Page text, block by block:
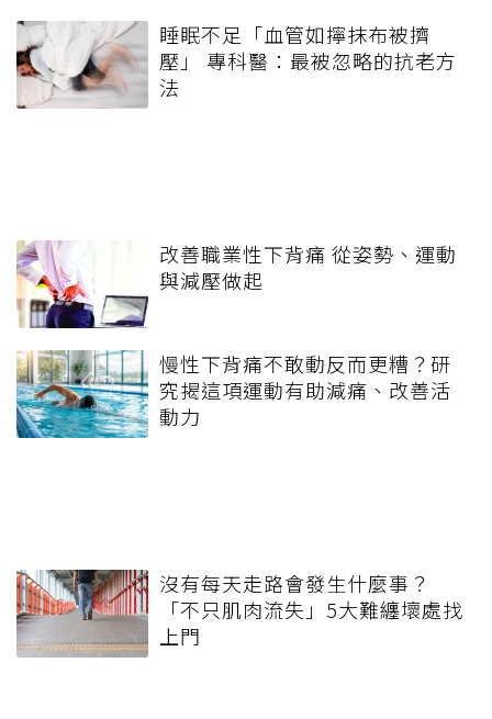
睡眠不足「血管如擰抹布被擠
壓」 專科醫：最被忽略的抗老方
法
改善職業性下背痛 從姿勢、運動
與減壓做起
慢性下背痛不敢動反而更糟？研
究揭這項運動有助減痛、改善活
動力
沒有每天走路會發生什麼事？
「不只肌肉流失」5大難纏壞處找
上門